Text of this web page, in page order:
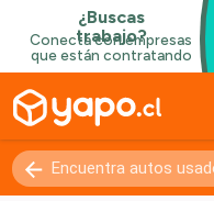
Kilómetros 0 - 250000+